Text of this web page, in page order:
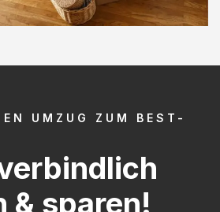
UMZUG ZUM BEST-
& sparen!